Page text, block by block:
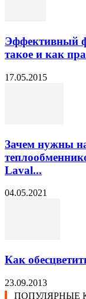
Эффективный
такое и как
17.05.2015
Зачем нужны
Laval...
04.05.2021
Как
23.09.2013
ПОПУЛЯРНЫЕ